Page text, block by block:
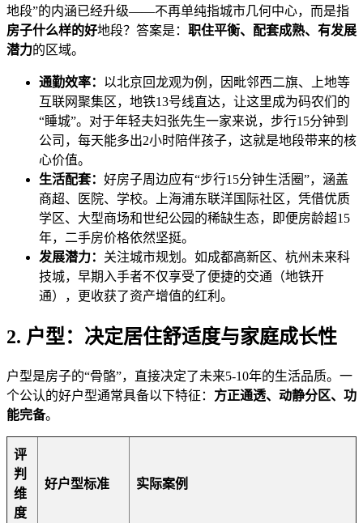
地段”的内涵已经升级——不再单纯指城市几何中心，而是指
房子什么样的好地段？答案是： 职住平衡、配套成熟、有发展
潜力的区域。
通勤效率： 以北京回龙观为例，因毗邻西二旗、上地等
互联网聚集区，地铁13号线直达，让这里成为码农们的
“睡城”。对于年轻夫妇张先生一家来说，步行15分钟到
公司，每天能多出2小时陪伴孩子，这就是地段带来的核
心价值。
生活配套： 好房子周边应有“步行15分钟生活圈”，涵盖
商超、医院、学校。上海浦东联洋国际社区，凭借优质
学区、大型商场和世纪公园的稀缺生态，即便房龄超15
年，二手房价格依然坚挺。
发展潜力： 关注城市规划。如成都高新区、杭州未来科
技城，早期入手者不仅享受了便捷的交通（地铁开
通），更收获了资产增值的红利。
2. 户型：决定居住舒适度与家庭成长性
户型是房子的“骨骼”，直接决定了未来5-10年的生活品质。一
个公认的好户型通常具备以下特征： 方正通透、动静分区、功
能完备。
评
判
维
度
好户型标准 实际案例